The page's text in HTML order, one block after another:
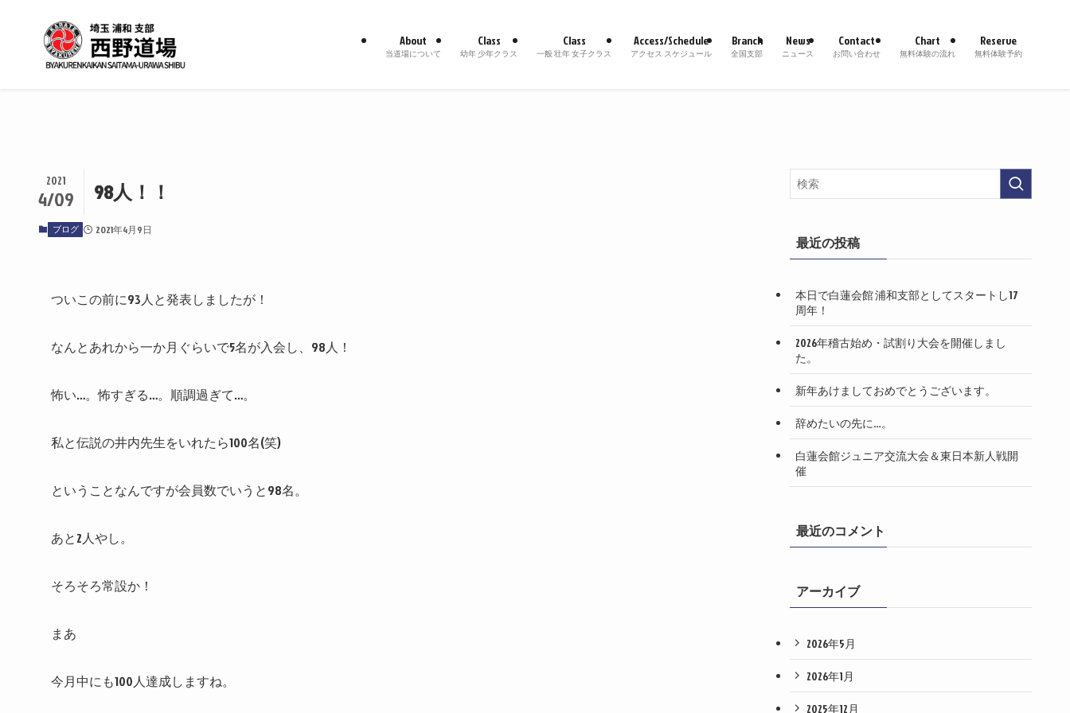
About
当道場について
Class
幼年 少年クラス
Class
一般 壮年 女子クラス
Access/Schedule
アクセス スケジュール
Branch
全国支部
News
ニュース
Contact
お問い合わせ
Chart
無料体験の流れ
Reserve
無料体験予約
98人！！
2021
4/09
ブログ 2021年4月9日
ついこの前に93人と発表しましたが！
なんとあれから一か月ぐらいで5名が入会し、98人！
怖い…。怖すぎる…。順調過ぎて…。
私と伝説の井内先生をいれたら100名(笑)
ということなんですが会員数でいうと98名。
あと2人やし。
そろそろ常設か！
まあ
今月中にも100人達成しますね。
最近の投稿
本日で白蓮会館 浦和支部としてスタートし17
周年！
2026年稽古始め・試割り大会を開催しまし
た。
新年あけましておめでとうございます。
辞めたいの先に…。
白蓮会館ジュニア交流大会＆東日本新人戦開
催
最近のコメント
アーカイブ
2026年5月
2026年1月
2025年12月